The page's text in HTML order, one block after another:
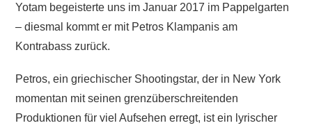
Yotam begeisterte uns im Januar 2017 im Pappelgarten
– diesmal kommt er mit Petros Klampanis am
Kontrabass zurück.
Petros, ein griechischer Shootingstar, der in New York
momentan mit seinen grenzüberschreitenden
Produktionen für viel Aufsehen erregt, ist ein lyrischer